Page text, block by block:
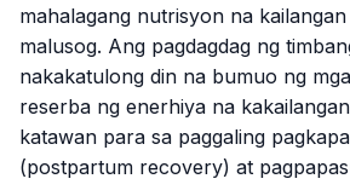
mahalagang nutrisyon na
malusog. Ang pagdagdag ng
nakakatulong din na bumuo ng
reserba ng enerhiya na
katawan para sa paggaling
(postpartum recovery) at